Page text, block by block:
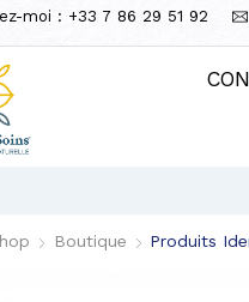
moi : +33 7 86 29 51 92
Boutique Produits